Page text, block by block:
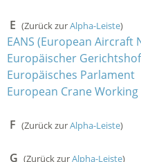
E (Zurück zurAlpha-Leiste)
EANS (European Aircraft
Europäischer Gerichtshof
Europäisches Parlament
European Crane
F (Zurück zurAlpha-Leiste)
G (Zurück zurAlpha-Leiste)